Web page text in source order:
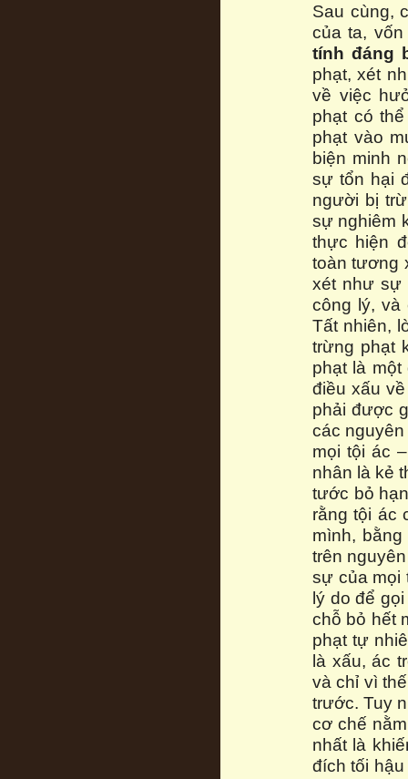
Sau cùng,
của ta,
tính đáng
phạt, xét
về việc
phạt có
phạt vào
biện minh
sự tổn hại
người bị
sự nghiêm
thực hiện
toàn tương
xét như sự
công lý, và
Tất nhiên,
trừng phạt
phạt là
điều xấu
phải được
các
mọi tội ác
nhân là kẻ
tước bỏ
rằng tội ác
mình,
trên
sự của mọi
lý do để
chỗ bỏ hết
phạt tự
là xấu, ác
và chỉ vì
trước. Tuy
cơ chế
nhất là
đích tối